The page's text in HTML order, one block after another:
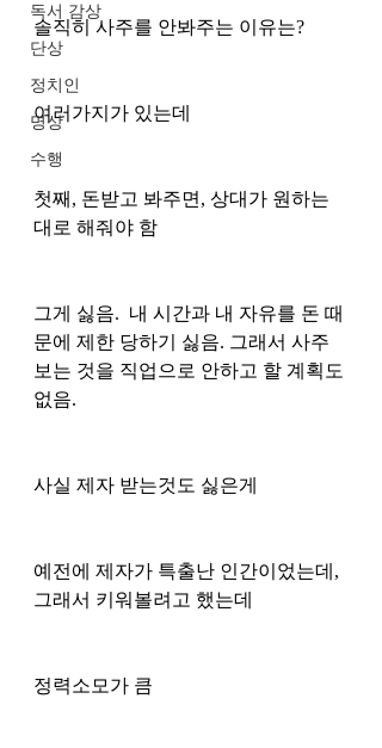
독서 감상
단상
정치인
명상
수행
솔직히 사주를 안봐주는 이유는?
여러가지가 있는데
첫째, 돈받고 봐주면, 상대가 원하는
대로 해줘야 함
그게 싫음.  내 시간과 내 자유를 돈 때
문에 제한 당하기 싫음. 그래서 사주
보는 것을 직업으로 안하고 할 계획도
없음.
사실 제자 받는것도 싫은게
예전에 제자가 특출난 인간이었는데,
그래서 키워볼려고 했는데
정력소모가 큼